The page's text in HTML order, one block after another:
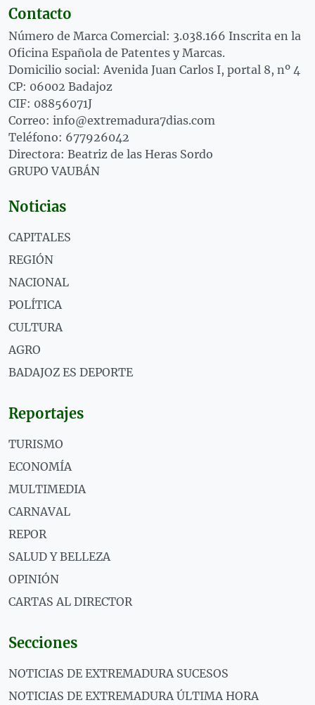
Contacto
Número de Marca Comercial: 3.038.166 Inscrita en la
Oficina Española de Patentes y Marcas.
Domicilio social: Avenida Juan Carlos I, portal 8, nº 4
CP: 06002 Badajoz
CIF: 08856071J
Correo: info@extremadura7dias.com
Teléfono: 677926042
Directora: Beatriz de las Heras Sordo
GRUPO VAUBÁN
Noticias
CAPITALES
REGIÓN
NACIONAL
POLÍTICA
CULTURA
AGRO
BADAJOZ ES DEPORTE
Reportajes
TURISMO
ECONOMÍA
MULTIMEDIA
CARNAVAL
REPOR
SALUD Y BELLEZA
OPINIÓN
CARTAS AL DIRECTOR
Secciones
NOTICIAS DE EXTREMADURA SUCESOS
NOTICIAS DE EXTREMADURA ÚLTIMA HORA